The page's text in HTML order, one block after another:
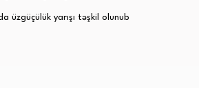
üzgüçülük yarışı təşkil olunub